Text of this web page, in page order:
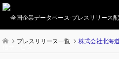
プレスリリース一覧 株式会社北海